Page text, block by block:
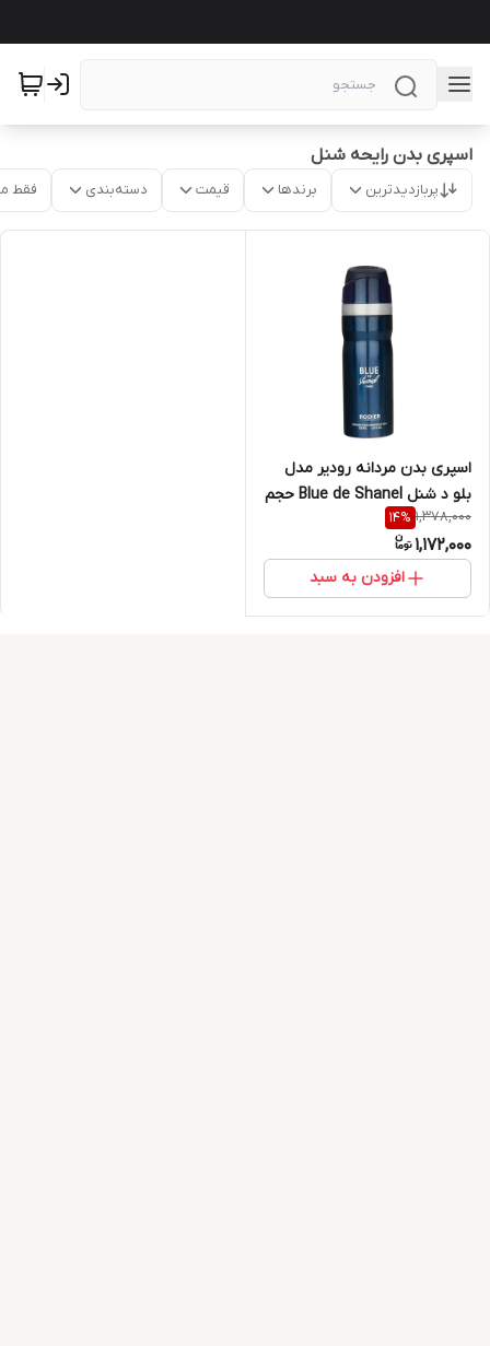
اسپری بدن رایحه شنل
پربازدیدترین برندها قیمت دسته‌بندی فقط
اسپری بدن مردانه رودیر مدل
بلو د شنل Blue de Shanel حجم
200 میلی لیتر
1,378,000
14%
1,172,000
افزودن به سبد